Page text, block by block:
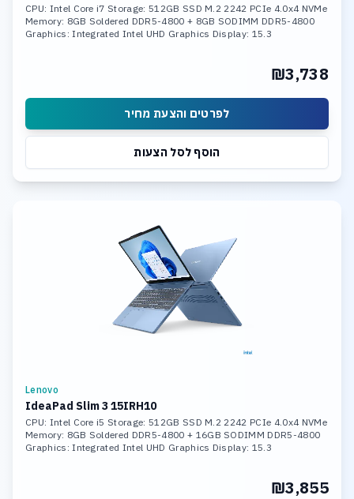
CPU: Intel Core i7 Storage: 512GB SSD M.2 2242 PCIe 4.0x4 NVMe
Memory: 8GB Soldered DDR5-4800 + 8GB SODIMM DDR5-4800
Graphics: Integrated Intel UHD Graphics Display: 15.3
₪3,738
לפרטים והצעת מחיר
הוסף לסל הצעות
Lenovo
IdeaPad Slim 3 15IRH10
CPU: Intel Core i5 Storage: 512GB SSD M.2 2242 PCIe 4.0x4 NVMe
Memory: 8GB Soldered DDR5-4800 + 16GB SODIMM DDR5-4800
Graphics: Integrated Intel UHD Graphics Display: 15.3
₪3,855